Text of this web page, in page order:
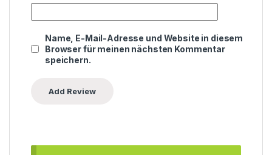
Name, E-Mail-Adresse und Website in diesem
Browser für meinen nächsten Kommentar
speichern.